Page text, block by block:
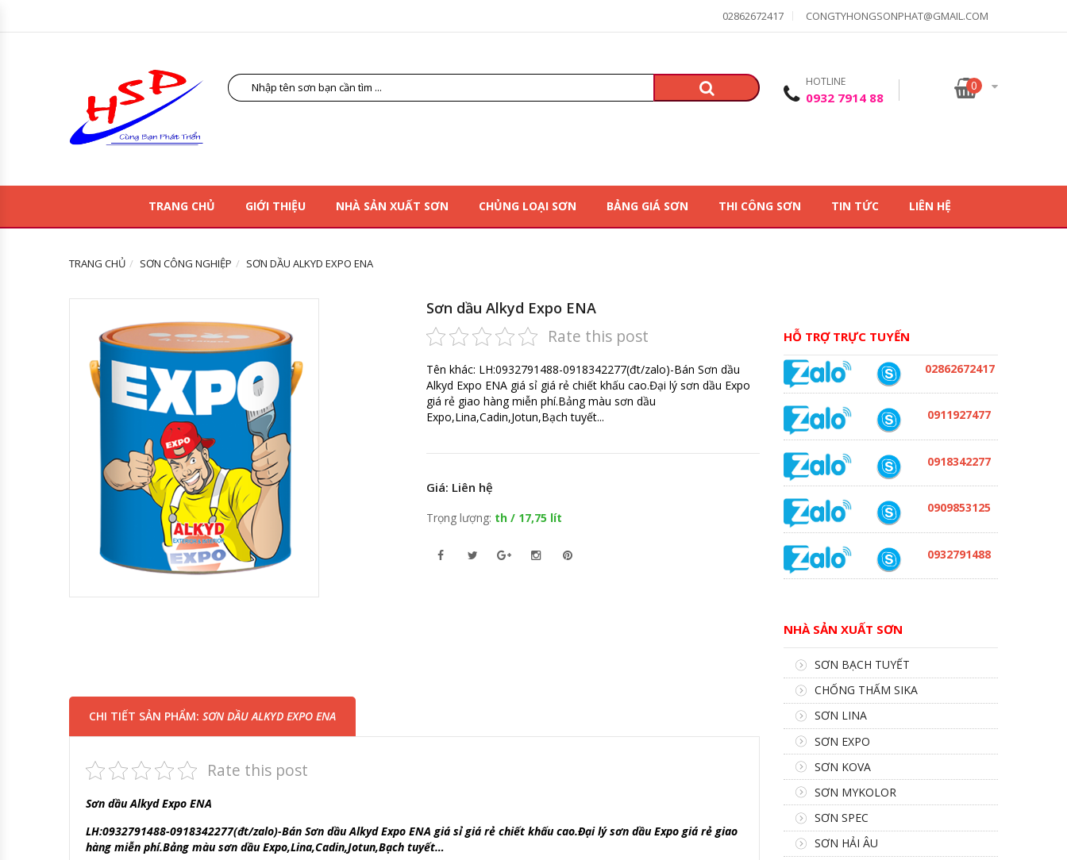
02862672417 CONGTYHONGSONPHAT@GMAIL.COM
HOTLINE
0932 7914 88
0
TRANG CHỦ GIỚI THIỆU NHÀ SẢN XUẤT SƠN CHỦNG LOẠI SƠN BẢNG GIÁ SƠN THI CÔNG SƠN TIN TỨC LIÊN HỆ
TRANG CHỦ SƠN CÔNG NGHIỆP SƠN DẦU ALKYD EXPO ENA
Sơn dầu Alkyd Expo ENA
Rate this post
Tên khác: LH:0932791488-0918342277(đt/zalo)-Bán Sơn dầu
Alkyd Expo ENA giá sỉ giá rẻ chiết khấu cao.Đại lý sơn dầu Expo
giá rẻ giao hàng miễn phí.Bảng màu sơn dầu
Expo,Lina,Cadin,Jotun,Bạch tuyết...
Giá: Liên hệ
Trọng lượng: th / 17,75 lít
CHI TIẾT SẢN PHẨM: SƠN DẦU ALKYD EXPO ENA
Rate this post
Sơn dầu Alkyd Expo ENA
LH:0932791488-0918342277(đt/zalo)-Bán Sơn dầu Alkyd Expo ENA giá sỉ giá rẻ chiết khấu cao.Đại lý sơn dầu Expo giá rẻ giao
hàng miễn phí.Bảng màu sơn dầu Expo,Lina,Cadin,Jotun,Bạch tuyết…
HỖ TRỢ TRỰC TUYẾN
02862672417
0911927477
0918342277
0909853125
0932791488
NHÀ SẢN XUẤT SƠN
SƠN BẠCH TUYẾT
CHỐNG THẤM SIKA
SƠN LINA
SƠN EXPO
SƠN KOVA
SƠN MYKOLOR
SƠN SPEC
SƠN HẢI ÂU